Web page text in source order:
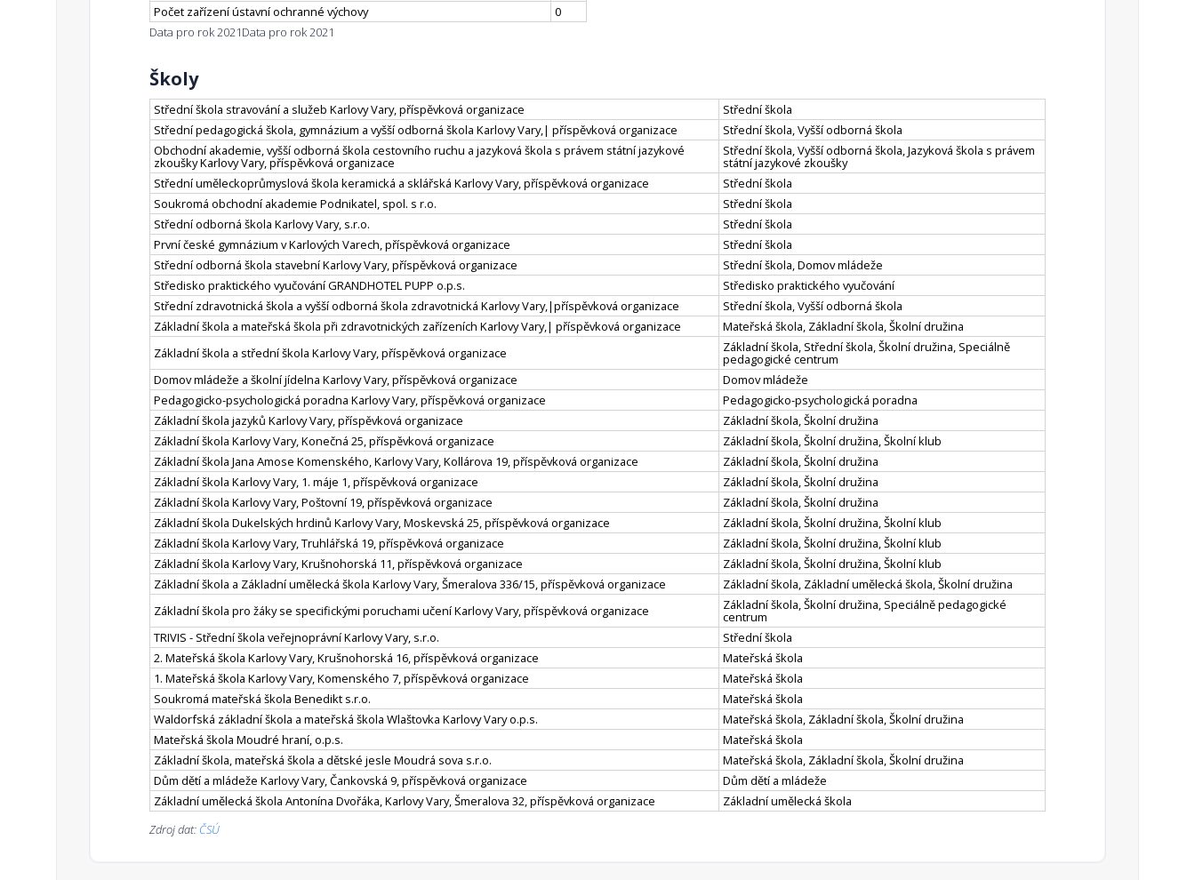
Počet zařízení ústavní ochranné výchovy
0
Data pro rok 2021Data pro rok 2021
Školy
Střední škola stravování a služeb Karlovy Vary, příspěvková organizace
Střední škola
Střední pedagogická škola, gymnázium a vyšší odborná škola Karlovy Vary,| příspěvková organizace
Střední škola, Vyšší odborná škola
Obchodní akademie, vyšší odborná škola cestovního ruchu a jazyková škola s právem státní jazykové
zkoušky Karlovy Vary, příspěvková organizace
Střední škola, Vyšší odborná škola, Jazyková škola s právem
státní jazykové zkoušky
Střední uměleckoprůmyslová škola keramická a sklářská Karlovy Vary, příspěvková organizace
Střední škola
Soukromá obchodní akademie Podnikatel, spol. s r.o.
Střední škola
Střední odborná škola Karlovy Vary, s.r.o.
Střední škola
První české gymnázium v Karlových Varech, příspěvková organizace
Střední škola
Střední odborná škola stavební Karlovy Vary, příspěvková organizace
Střední škola, Domov mládeže
Středisko praktického vyučování GRANDHOTEL PUPP o.p.s.
Středisko praktického vyučování
Střední zdravotnická škola a vyšší odborná škola zdravotnická Karlovy Vary,|příspěvková organizace
Střední škola, Vyšší odborná škola
Základní škola a mateřská škola při zdravotnických zařízeních Karlovy Vary,| příspěvková organizace
Mateřská škola, Základní škola, Školní družina
Základní škola a střední škola Karlovy Vary, příspěvková organizace
Základní škola, Střední škola, Školní družina, Speciálně
pedagogické centrum
Domov mládeže a školní jídelna Karlovy Vary, příspěvková organizace
Domov mládeže
Pedagogicko-psychologická poradna Karlovy Vary, příspěvková organizace
Pedagogicko-psychologická poradna
Základní škola jazyků Karlovy Vary, příspěvková organizace
Základní škola, Školní družina
Základní škola Karlovy Vary, Konečná 25, příspěvková organizace
Základní škola, Školní družina, Školní klub
Základní škola Jana Amose Komenského, Karlovy Vary, Kollárova 19, příspěvková organizace
Základní škola, Školní družina
Základní škola Karlovy Vary, 1. máje 1, příspěvková organizace
Základní škola, Školní družina
Základní škola Karlovy Vary, Poštovní 19, příspěvková organizace
Základní škola, Školní družina
Základní škola Dukelských hrdinů Karlovy Vary, Moskevská 25, příspěvková organizace
Základní škola, Školní družina, Školní klub
Základní škola Karlovy Vary, Truhlářská 19, příspěvková organizace
Základní škola, Školní družina, Školní klub
Základní škola Karlovy Vary, Krušnohorská 11, příspěvková organizace
Základní škola, Školní družina, Školní klub
Základní škola a Základní umělecká škola Karlovy Vary, Šmeralova 336/15, příspěvková organizace
Základní škola, Základní umělecká škola, Školní družina
Základní škola pro žáky se specifickými poruchami učení Karlovy Vary, příspěvková organizace
Základní škola, Školní družina, Speciálně pedagogické
centrum
TRIVIS - Střední škola veřejnoprávní Karlovy Vary, s.r.o.
Střední škola
2. Mateřská škola Karlovy Vary, Krušnohorská 16, příspěvková organizace
Mateřská škola
1. Mateřská škola Karlovy Vary, Komenského 7, příspěvková organizace
Mateřská škola
Soukromá mateřská škola Benedikt s.r.o.
Mateřská škola
Waldorfská základní škola a mateřská škola Wlaštovka Karlovy Vary o.p.s.
Mateřská škola, Základní škola, Školní družina
Mateřská škola Moudré hraní, o.p.s.
Mateřská škola
Základní škola, mateřská škola a dětské jesle Moudrá sova s.r.o.
Mateřská škola, Základní škola, Školní družina
Dům dětí a mládeže Karlovy Vary, Čankovská 9, příspěvková organizace
Dům dětí a mládeže
Základní umělecká škola Antonína Dvořáka, Karlovy Vary, Šmeralova 32, příspěvková organizace
Základní umělecká škola
Zdroj dat: ČSÚ